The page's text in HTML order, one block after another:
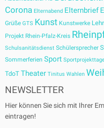
Corona Elternabend Elternbrief
Grüße GTS Kunst Kunstwerke
Projekt Rhein-Pfalz-Kreis
Schulsanitätsdienst Schülersprecher
Sommerferien Sport
TdoT Theater Tinitus Wahlen
NEWSLETTER
Hier können Sie sich mit Ihrer
eintragen!